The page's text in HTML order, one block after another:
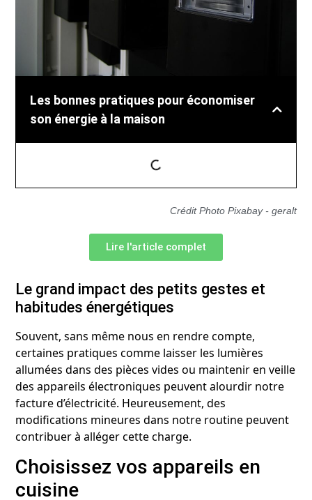
Les bonnes pratiques pour économiser
son énergie à la maison
Crédit Photo Pixabay - geralt
Lire l'article complet
Le grand impact des petits gestes et
habitudes énergétiques
Souvent, sans même nous en rendre compte,
certaines pratiques comme laisser les lumières
allumées dans des pièces vides ou maintenir en veille
des appareils électroniques peuvent alourdir notre
facture d’électricité. Heureusement, des
modifications mineures dans notre routine peuvent
contribuer à alléger cette charge.
Choisissez vos appareils en
cuisine